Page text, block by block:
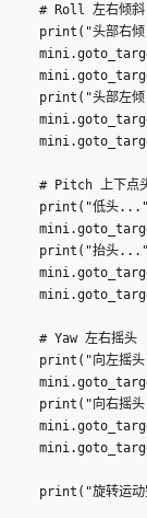
    # Roll 左右倾斜
print("头部右
print("头部左
# Pitch 上下点
print("低头
print("抬头
    # Yaw 左右摇头
print("向左摇
print("向右摇